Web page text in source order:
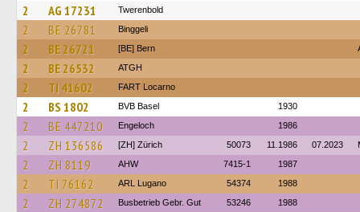
2 AG 17231 Twerenbold
2 BE 26781 Binggeli
2 BE 26721 [BE] Bern
2 BE 26532 ATGH
2 TI 41602 FART Locarno
2 BS 1802 BVB Basel 1930
2 BE 447210 Engeloch 1986
2 ZH 136586 [ZH] Zürich 50073 11.1986 07.2023
2 ZH 8119 AHW 7415-1 1987
2 TI 76162 ARL Lugano 54374 1988
2 ZH 274872 Busbetrieb Gebr. Gut 53246 1988